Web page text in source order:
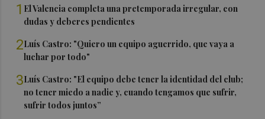
1 El Valencia completa una pretemporada irregular, con
dudas y deberes pendientes
2Luís Castro: "Quiero un equipo aguerrido, que vaya a
luchar por todo"
3Luís Castro: "El equipo debe tener la identidad del club;
no tener miedo a nadie y, cuando tengamos que sufrir,
sufrir todos juntos”